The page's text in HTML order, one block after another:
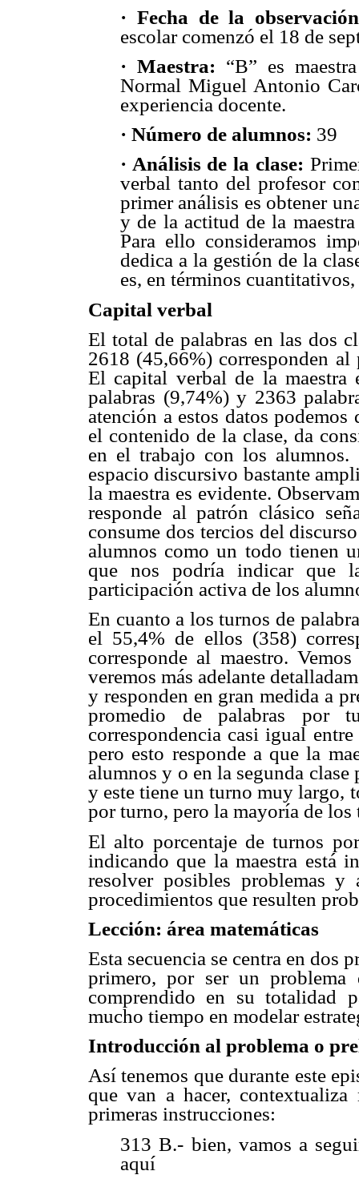
· Fecha de la
escolar comenzó el 18 de
· Maestra: “B” es
Normal Miguel Antonio
experiencia docente.
· Número de alumnos: 39
· Análisis de la clase:
verbal tanto del profesor
primer análisis es obtener
y de la actitud de la
Para ello consideramos
dedica a la gestión de la
es, en términos
Capital verbal
El total de palabras en las dos
2618 (45,66%) corresponden
El capital verbal de la maestra
palabras (9,74%) y 2363
atención a estos datos
el contenido de la clase, da
en el trabajo con los alumnos.
espacio discursivo bastante
la maestra es evidente.
responde al patrón clásico
consume dos tercios del
alumnos como un todo tienen
que nos podría indicar que
participación activa de los
En cuanto a los turnos de
el 55,4% de ellos (358)
corresponde al maestro.
veremos más adelante
y responden en gran medida a
promedio de palabras por
correspondencia casi igual
pero esto responde a que la
alumnos y o en la segunda
y este tiene un turno muy largo,
por turno, pero la mayoría de los
El alto porcentaje de turnos
indicando que la maestra está
resolver posibles problemas y
procedimientos que resulten
Lección: área matemáticas
Esta secuencia se centra en dos
primero, por ser un
comprendido en su totalidad
mucho tiempo en modelar
Introducción al problema o
Así tenemos que durante este
que van a hacer,
primeras instrucciones:
313 B.- bien, vamos a
aquí